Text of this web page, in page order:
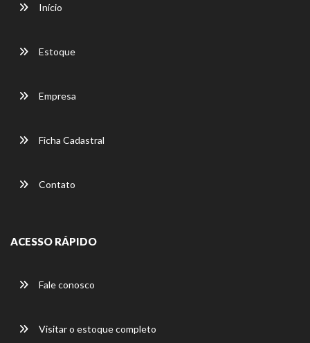
Início
Estoque
Empresa
Ficha Cadastral
Contato
ACESSO RÁPIDO
Fale conosco
Visitar o estoque completo